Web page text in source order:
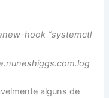
hook “systemctl
alguns de